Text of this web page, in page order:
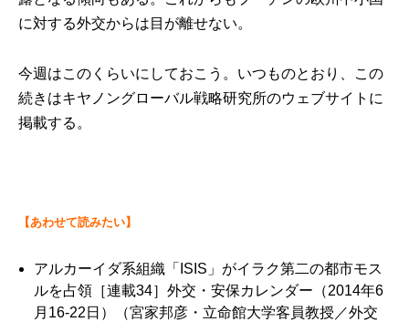
に対する外交からは目が離せない。
今週はこのくらいにしておこう。いつものとおり、この
続きはキヤノングローバル戦略研究所のウェブサイト に
掲載する。
【あわせて読みたい】
アルカーイダ系組織「ISIS」がイラク第二の都市モス
ルを占領［連載34］外交・安保カレンダー（2014年6
月16-22日）
（宮家邦彦・立命館大学客員教授／外交